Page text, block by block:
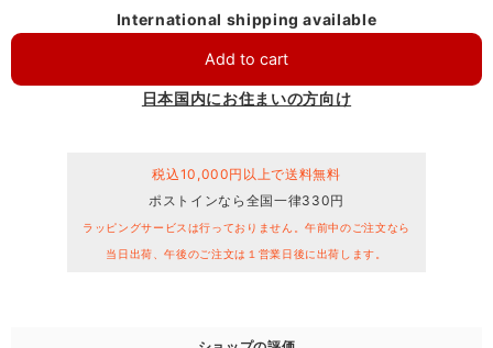
International shipping available
Add to cart
日本国内にお住まいの方向け
税込10,000円以上で送料無料
ポストインなら全国一律330円
ラッピングサービスは行っておりません。午前中のご注文なら
当日出荷、午後のご注文は１営業日後に出荷します。